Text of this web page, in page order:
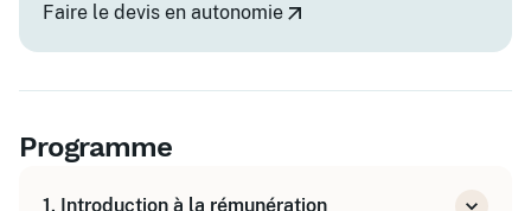
Faire le devis en autonomie
Programme
1. Introduction à la rémunération